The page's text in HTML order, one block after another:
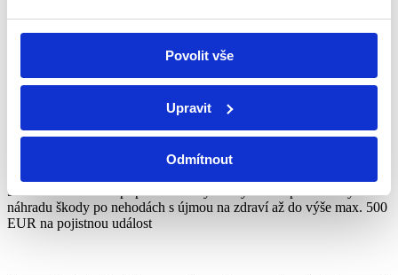
Povolit vše
Upravit
Odmítnout
Celoročně, v celé Evropě. Krytí se vztahuje na povinnost náhrady
škody na zdraví a škody na majetku. Spoluúčast v případě škody na
4. Trestněprávní ochrana v Evropě až do výše 35 000 EUR
Celoročně, v celé Evropě. Pojistné krytí se vztahuje na trestní řízení
od okamžiku zahájení stíhání.
5. Právní ochrana v případě náhrady škody v Evropě s nároky na
náhradu škody po nehodách s újmou na zdraví až do výše max. 500
EUR na pojistnou událost